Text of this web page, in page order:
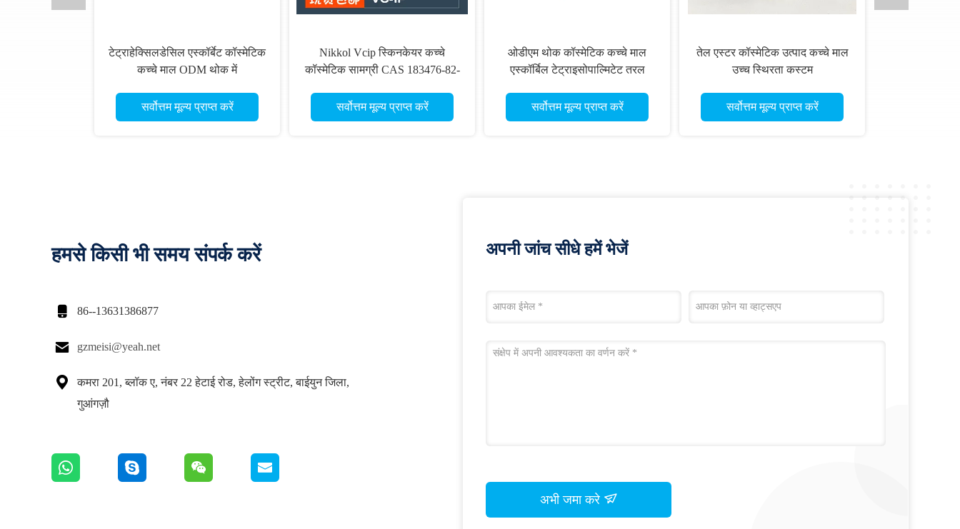
टेट्राहेक्सिलडेसिल एस्कॉर्बेट कॉस्मेटिक
कच्चे माल ODM थोक में
सर्वोत्तम मूल्य प्राप्त करें
Nikkol Vcip स्किनकेयर कच्चे
कॉस्मेटिक सामग्री CAS 183476-82-
सर्वोत्तम मूल्य प्राप्त करें
ओडीएम थोक कॉस्मेटिक कच्चे माल
एस्कॉर्बिल टेट्राइसोपाल्मिटेट तरल
सर्वोत्तम मूल्य प्राप्त करें
तेल एस्टर कॉस्मेटिक उत्पाद कच्चे माल
उच्च स्थिरता कस्टम
सर्वोत्तम मूल्य प्राप्त करें
हमसे किसी भी समय संपर्क करें
 86--13631386877
 gzmeisi@yeah.net

कमरा 201, ब्लॉक ए, नंबर 22 हेटाई रोड, हेलोंग स्ट्रीट, बाईयुन जिला,
गुआंगज़ौ
अपनी जांच सीधे हमें भेजें
अभी जमा करे